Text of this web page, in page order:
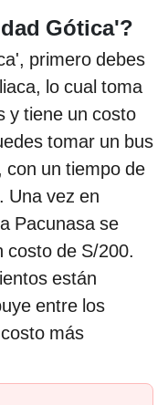
Gótica'?
primero debes
lo cual toma
y tiene un costo
tomar un bus
con un tiempo de
Una vez en
Pacunasa se
costo de S/200.
están
entre los
más